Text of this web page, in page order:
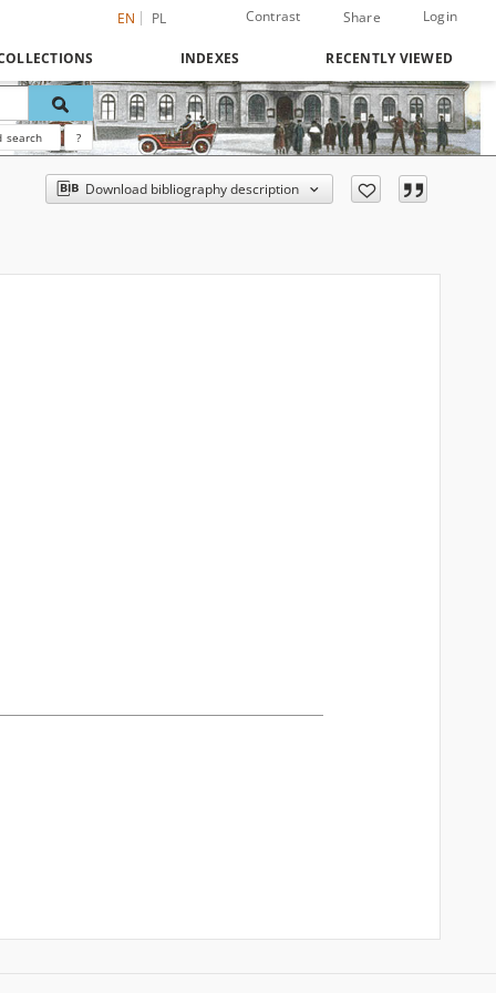
EN PL Contrast Share Login
INDEXES RECENTLY VIEWED
search ?
Download bibliography description